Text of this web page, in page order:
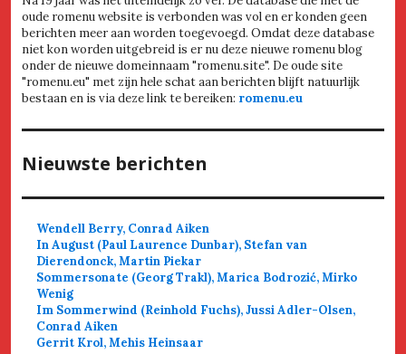
oude romenu website is verbonden was vol en er konden geen
berichten meer aan worden toegevoegd. Omdat deze database
niet kon worden uitgebreid is er nu deze nieuwe romenu blog
onder de nieuwe domeinnaam "romenu.site". De oude site
"romenu.eu" met zijn hele schat aan berichten blijft natuurlijk
bestaan en is via deze link te bereiken: romenu.eu
Nieuwste berichten
Wendell Berry, Conrad Aiken
In August (Paul Laurence Dunbar), Stefan van
Dierendonck, Martin Piekar
Sommersonate (Georg Trakl), Marica Bodrozić, Mirko
Wenig
Im Sommerwind (Reinhold Fuchs), Jussi Adler-Olsen,
Conrad Aiken
Gerrit Krol, Mehis Heinsaar